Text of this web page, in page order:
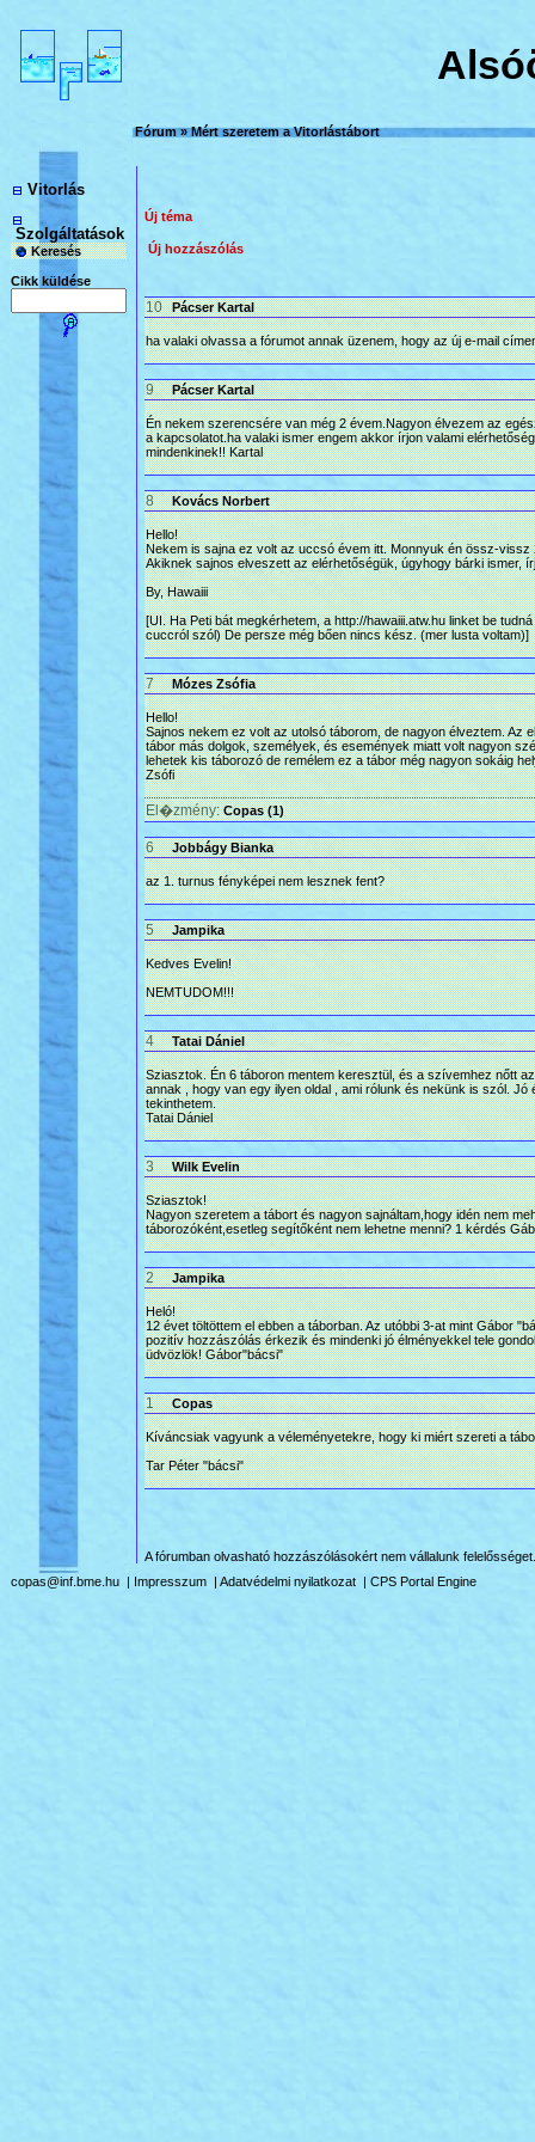
Fórum»Mért szeretem a Vitorlástábort
Vitorlás
Szolgáltatások
Keresés
Cikk küldése
Új téma
Új hozzászólás
10 Pácser Kartal
ha valaki olvassa a fórumot annak üzenem, hogy az új e-mail
9 Pácser Kartal
Én nekem szerencsére van még 2 évem.Nagyon élvezem az
a kapcsolatot.ha valaki ismer engem akkor írjon valami
mindenkinek!! Kartal
8 Kovács Norbert
Hello!
Nekem is sajna ez volt az uccsó évem itt. Monnyuk én össz-
Akiknek sajnos elveszett az elérhetőségük, úgyhogy bárki ismer,
By, Hawaiii
[UI. Ha Peti bát megkérhetem, a http://hawaiii.atw.hu linket be
cuccról szól) De persze még bően nincs kész. (mer lusta voltam)]
7 Mózes Zsófia
Hello!
Sajnos nekem ez volt az utolsó táborom, de nagyon élveztem. Az
tábor más dolgok, személyek, és események miatt volt nagyon
lehetek kis táborozó de remélem ez a tábor még nagyon sokáig
Zsófi
El�zmény: Copas (1)
6 Jobbágy Bianka
az 1. turnus fényképei nem lesznek fent?
5 Jampika
Kedves Evelin!
NEMTUDOM!!!
4 Tatai Dániel
Sziasztok. Én 6 táboron mentem keresztül, és a szívemhez nőtt
annak , hogy van egy ilyen oldal , ami rólunk és nekünk is szól.
tekinthetem.
Tatai Dániel
3 Wilk Evelin
Sziasztok!
Nagyon szeretem a tábort és nagyon sajnáltam,hogy idén nem
táborozóként,esetleg segítőként nem lehetne menni? 1 kérdés
2 Jampika
Heló!
12 évet töltöttem el ebben a táborban. Az utóbbi 3-at mint Gábor
pozitív hozzászólás érkezik és mindenki jó élményekkel tele
üdvözlök! Gábor"bácsi"
1 Copas
Kíváncsiak vagyunk a véleményetekre, hogy ki miért szereti a
Tar Péter "bácsi"
A fórumban olvasható hozzászólásokért nem vállalunk felelősséget.
copas@inf.bme.hu | Impresszum | Adatvédelmi nyilatkozat | CPS Portal Engine